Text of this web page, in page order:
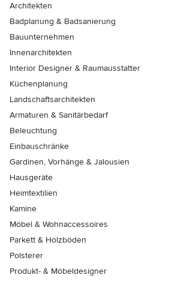
Architekten
Badplanung & Badsanierung
Bauunternehmen
Innenarchitekten
Interior Designer & Raumausstatter
Küchenplanung
Landschaftsarchitekten
Armaturen & Sanitärbedarf
Beleuchtung
Einbauschränke
Gardinen, Vorhänge & Jalousien
Hausgeräte
Heimtextilien
Kamine
Möbel & Wohnaccessoires
Parkett & Holzböden
Polsterer
Produkt- & Möbeldesigner